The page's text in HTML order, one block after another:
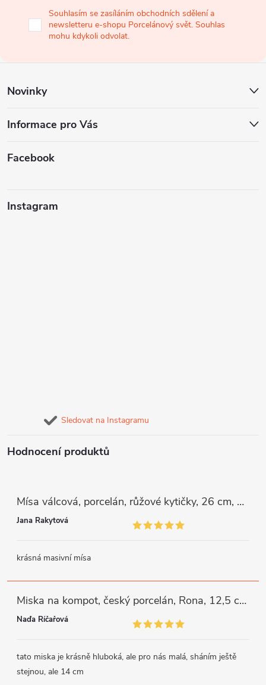
í
Souhlasím se zasíláním obchodních sdělení a
newsletteru e-shopu Porcelánový svět. Souhlas
mohu kdykoli odvolat.
Novinky
Informace pro Vás
Facebook
Instagram
Sledovat na Instagramu
Hodnocení produktů
Mísa válcová, porcelán, růžové kytičky, 26 cm, G. Benedikt
Jana Rakytová
krásná masivní mísa
Miska na kompot, český porcelán, Rona, 12,5 cm, bílý, G. Benedikt
Naďa Říčařová
tato miska je krásně hluboká, ale pro nás malá, sháním ještě
stejnou, ale 14 cm